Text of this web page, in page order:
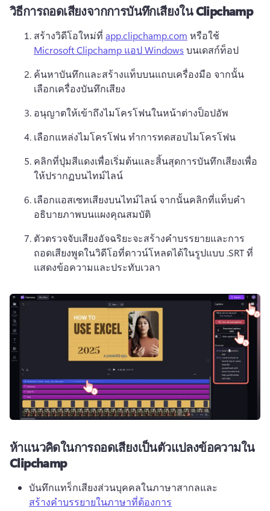
วิธีการถอดเสียงจากการบันทึกเสียงใน Clipchamp
สร้างวิดีโอใหม่ที่ app.clipchamp.com หรือใช้
Microsoft Clipchamp แอป Windows บนเดสก์ท็อป
ค้นหาบันทึกและสร้างแท็บบนแถบเครื่องมือ จากนั้น
เลือกเครื่องบันทึกเสียง
อนุญาตให้เข้าถึงไมโครโฟนในหน้าต่างป็อปอัพ
เลือกแหล่งไมโครโฟน ทําการทดสอบไมโครโฟน
คลิกที่ปุ่มสีแดงเพื่อเริ่มต้นและสิ้นสุดการบันทึกเสียงเพื่อ
ให้ปรากฏบนไทม์ไลน์
เลือกแอสเซทเสียงบนไทม์ไลน์ จากนั้นคลิกที่แท็บคํา
อธิบายภาพบนแผงคุณสมบัติ
ตัวตรวจจับเสียงอัจฉริยะจะสร้างคำบรรยายและการ
ถอดเสียงพูดในวิดีโอที่ดาวน์โหลดได้ในรูปแบบ .SRT ที่
แสดงข้อความและประทับเวลา
ห้าแนวคิดในการถอดเสียงเป็นตัวแปลงข้อความใน
Clipchamp
บันทึกแทร็กเสียงส่วนบุคคลในภาษาสากลและ
สร้างคําบรรยายในภาษาที่ต้องการ